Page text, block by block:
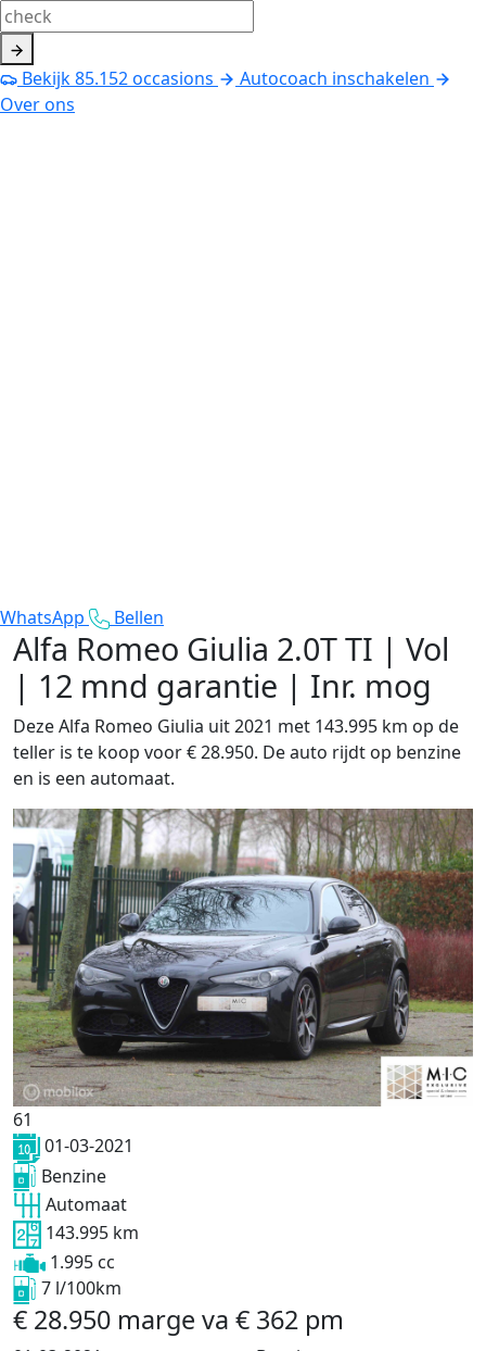
Bekijk85.152occasions
Autocoach inschakelen
Over ons
WhatsApp Bellen
Alfa Romeo Giulia 2.0T TI | Vol
| 12 mnd garantie | Inr. mog
Deze Alfa Romeo Giulia uit 2021 met 143.995 km op de
teller is te koop voor € 28.950. De auto rijdt op benzine
en is een automaat.
61
01-03-2021
Benzine
Automaat
143.995 km
1.995 cc
7 l/100km
€ 28.950 marge va € 362 pm